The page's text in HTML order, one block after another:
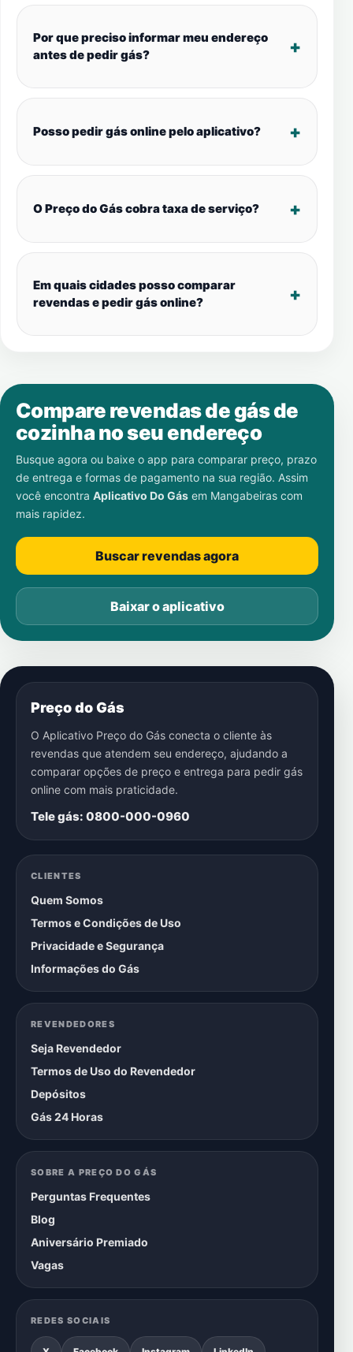
Por que preciso informar meu endereço
antes de pedir gás?
Posso pedir gás online pelo aplicativo?
O Preço do Gás cobra taxa de serviço?
Em quais cidades posso comparar
revendas e pedir gás online?
Compare revendas de gás de
cozinha no seu endereço
Busque agora ou baixe o app para comparar preço, prazo
de entrega e formas de pagamento na sua região. Assim
você encontra Aplicativo Do Gás em Mangabeiras com
mais rapidez.
Buscar revendas agora
Baixar o aplicativo
Preço do Gás
O Aplicativo Preço do Gás conecta o cliente às
revendas que atendem seu endereço, ajudando a
comparar opções de preço e entrega para pedir gás
online com mais praticidade.
Tele gás: 0800-000-0960
CLIENTES
Quem Somos
Termos e Condições de Uso
Privacidade e Segurança
Informações do Gás
REVENDEDORES
Seja Revendedor
Termos de Uso do Revendedor
Depósitos
Gás 24 Horas
SOBRE A PREÇO DO GÁS
Perguntas Frequentes
Blog
Aniversário Premiado
Vagas
REDES SOCIAIS